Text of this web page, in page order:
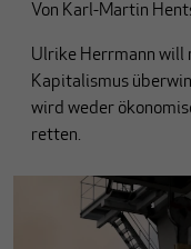
Von Karl-Martin
Ulrike Herrmann will
Kapitalismus
wird weder
retten.